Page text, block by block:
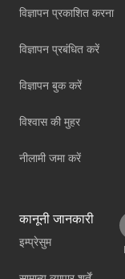
विज्ञापन प्रकाशित करना
विज्ञापन प्रबंधित करें
विज्ञापन बुक करें
विश्वास की मुहर
नीलामी जमा करें
कानूनी जानकारी
इम्प्रेसुम